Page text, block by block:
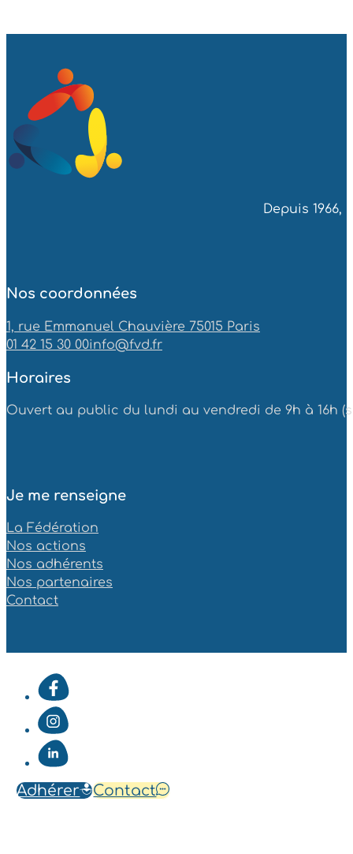
Adhérer Contact
Depuis
Nos coordonnées
1, rue Emmanuel Chauvière 75015 Paris
01 42 15 30 00info@fvd.fr
Horaires
Ouvert au public du lundi au vendredi de 9h à 16h
Je me renseigne
La Fédération
Nos actions
Nos adhérents
Nos partenaires
Contact